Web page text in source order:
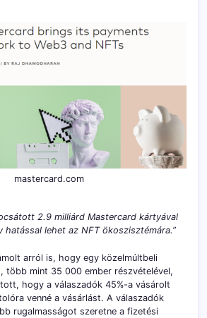
mastercard.com
2.9 milliárd Mastercard kártyával
hatással lehet az NFT ökoszisztémára.”
arról is, hogy egy közelmúltbeli
több mint 35 000 ember részvételével,
hogy a válaszadók 45%-a vásárolt
venné a vásárlást. A válaszadók
rugalmasságot szeretne a fizetési